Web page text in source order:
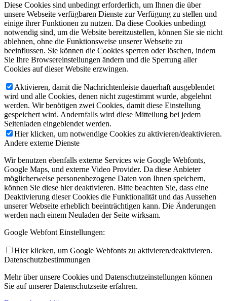
Diese Cookies sind unbedingt erforderlich, um Ihnen die über
unsere Webseite verfügbaren Dienste zur Verfügung zu stellen und
einige ihrer Funktionen zu nutzen. Da diese Cookies unbedingt
notwendig sind, um die Website bereitzustellen, können Sie sie nicht
ablehnen, ohne die Funktionsweise unserer Webseite zu
beeinflussen. Sie können die Cookies sperren oder löschen, indem
Sie Ihre Browsereinstellungen ändern und die Sperrung aller
Cookies auf dieser Website erzwingen.
Aktivieren, damit die Nachrichtenleiste dauerhaft ausgeblendet
wird und alle Cookies, denen nicht zugestimmt wurde, abgelehnt
werden. Wir benötigen zwei Cookies, damit diese Einstellung
gespeichert wird. Andernfalls wird diese Mitteilung bei jedem
Seitenladen eingeblendet werden.
Hier klicken, um notwendige Cookies zu aktivieren/deaktivieren.
Andere externe Dienste
Wir benutzen ebenfalls externe Services wie Google Webfonts,
Google Maps, und externe Video Provider. Da diese Anbieter
möglicherweise personenbezogene Daten von Ihnen speichern,
können Sie diese hier deaktivieren. Bitte beachten Sie, dass eine
Deaktivierung dieser Cookies die Funktionalität und das Aussehen
unserer Webseite erheblich beeinträchtigen kann. Die Änderungen
werden nach einem Neuladen der Seite wirksam.
Google Webfont Einstellungen:
Hier klicken, um Google Webfonts zu aktivieren/deaktivieren.
Datenschutzbestimmungen
Mehr über unsere Cookies und Datenschutzeinstellungen können
Sie auf unserer Datenschutzseite erfahren.